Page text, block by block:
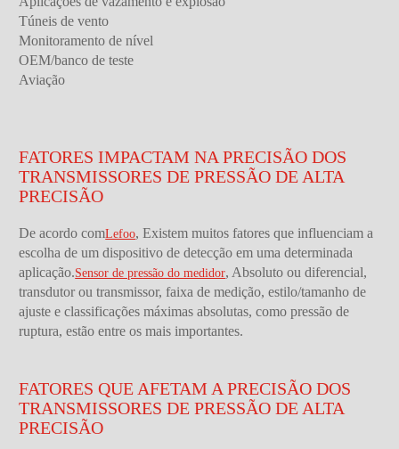
Túneis de vento
Monitoramento de nível
OEM/banco de teste
Aviação
FATORES IMPACTAM NA PRECISÃO DOS
TRANSMISSORES DE PRESSÃO DE ALTA
PRECISÃO
De acordo comLefoo, Existem muitos fatores que influenciam a
escolha de um dispositivo de detecção em uma determinada
aplicação.Sensor de pressão do medidor, Absoluto ou diferencial,
transdutor ou transmissor, faixa de medição, estilo/tamanho de
ajuste e classificações máximas absolutas, como pressão de
ruptura, estão entre os mais importantes.
FATORES QUE AFETAM A PRECISÃO DOS
TRANSMISSORES DE PRESSÃO DE ALTA
PRECISÃO